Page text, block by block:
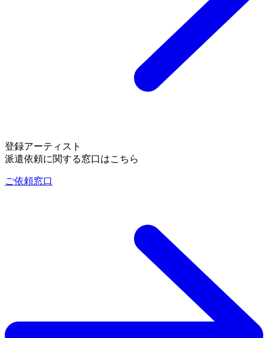
登録アーティスト
派遣依頼に関する窓口はこちら
ご依頼窓口